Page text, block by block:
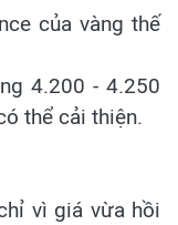
của vàng thế
4.200 - 4.250
thể cải thiện.
vì giá vừa hồi